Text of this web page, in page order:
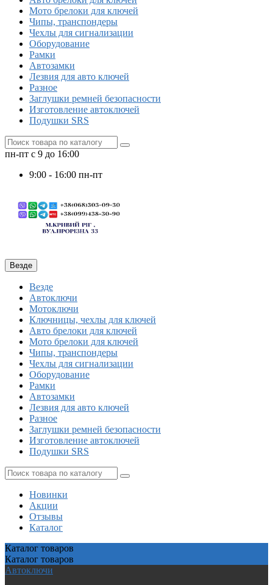
Мото брелоки для ключей
Чипы, транспондеры
Чехлы для сигнализации
Оборудование
Рамки
Автозамки
Лезвия для авто ключей
Разное
Заглушки ремней безопасности
Изготовление автоключей
Подушки SRS
пн-пт с 9 до 16:00
9:00 - 16:00 пн-пт
Везде
Везде
Автоключи
Мотоключи
Ключницы, чехлы для ключей
Авто брелоки для ключей
Мото брелоки для ключей
Чипы, транспондеры
Чехлы для сигнализации
Оборудование
Рамки
Автозамки
Лезвия для авто ключей
Разное
Заглушки ремней безопасности
Изготовление автоключей
Подушки SRS
Новинки
Акции
Отзывы
Каталог
Каталог товаров
Каталог товаров
Автоключи